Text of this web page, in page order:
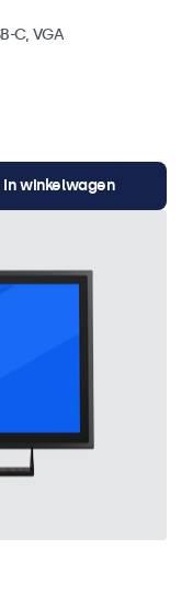
C, VGA
In winkelwagen